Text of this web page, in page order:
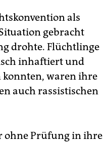
als
gebracht
drohte. Flüchtlinge
inhaftiert und
konnten, waren ihre
auch rassistischen
ohne Prüfung in ihre